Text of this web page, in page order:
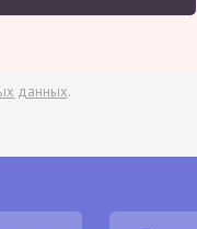
данных.